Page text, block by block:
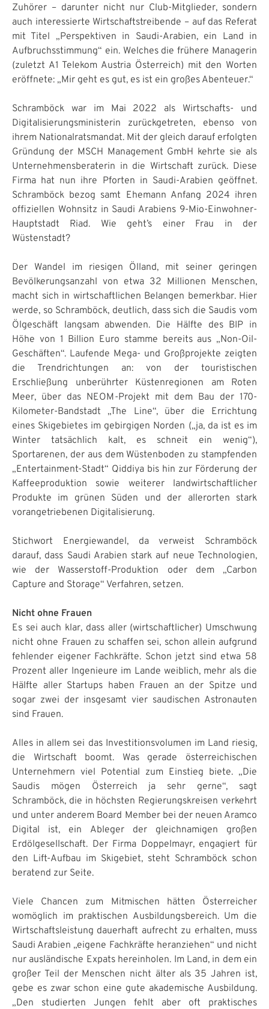
Zuhörer – darunter nicht nur Club-Mitglieder, sondern
auch interessierte Wirtschaftstreibende – auf das Referat
mit Titel „Perspektiven in Saudi-Arabien, ein Land in
Aufbruchsstimmung“ ein. Welches die frühere Managerin
(zuletzt A1 Telekom Austria Österreich) mit den Worten
eröffnete: „Mir geht es gut, es ist ein großes Abenteuer.“
Schramböck war im Mai 2022 als Wirtschafts- und
Digitalisierungsministerin zurückgetreten, ebenso von
ihrem Nationalratsmandat. Mit der gleich darauf erfolgten
Gründung der MSCH Management GmbH kehrte sie als
Unternehmensberaterin in die Wirtschaft zurück. Diese
Firma hat nun ihre Pforten in Saudi-Arabien geöffnet.
Schramböck bezog samt Ehemann Anfang 2024 ihren
offiziellen Wohnsitz in Saudi Arabiens 9-Mio-Einwohner-
Hauptstadt Riad. Wie geht’s einer Frau in der
Wüstenstadt?
Der Wandel im riesigen Ölland, mit seiner geringen
Bevölkerungsanzahl von etwa 32 Millionen Menschen,
macht sich in wirtschaftlichen Belangen bemerkbar. Hier
werde, so Schramböck, deutlich, dass sich die Saudis vom
Ölgeschäft langsam abwenden. Die Hälfte des BIP in
Höhe von 1 Billion Euro stamme bereits aus „Non-Oil-
Geschäften“. Laufende Mega- und Großprojekte zeigten
die Trendrichtungen an: von der touristischen
Erschließung unberührter Küstenregionen am Roten
Meer, über das NEOM-Projekt mit dem Bau der 170-
Kilometer-Bandstadt „The Line“, über die Errichtung
eines Skigebietes im gebirgigen Norden („ja, da ist es im
Winter tatsächlich kalt, es schneit ein wenig“),
Sportarenen, der aus dem Wüstenboden zu stampfenden
„Entertainment-Stadt“ Qiddiya bis hin zur Förderung der
Kaffeeproduktion sowie weiterer landwirtschaftlicher
Produkte im grünen Süden und der allerorten stark
vorangetriebenen Digitalisierung.
Stichwort Energiewandel, da verweist Schramböck
darauf, dass Saudi Arabien stark auf neue Technologien,
wie der Wasserstoff-Produktion oder dem „Carbon
Capture and Storage“ Verfahren, setzen.
Nicht ohne Frauen
Es sei auch klar, dass aller (wirtschaftlicher) Umschwung
nicht ohne Frauen zu schaffen sei, schon allein aufgrund
fehlender eigener Fachkräfte. Schon jetzt sind etwa 58
Prozent aller Ingenieure im Lande weiblich, mehr als die
Hälfte aller Startups haben Frauen an der Spitze und
sogar zwei der insgesamt vier saudischen Astronauten
sind Frauen.
Alles in allem sei das Investitionsvolumen im Land riesig,
die Wirtschaft boomt. Was gerade österreichischen
Unternehmern viel Potential zum Einstieg biete. „Die
Saudis mögen Österreich ja sehr gerne“, sagt
Schramböck, die in höchsten Regierungskreisen verkehrt
und unter anderem Board Member bei der neuen Aramco
Digital ist, ein Ableger der gleichnamigen großen
Erdölgesellschaft. Der Firma Doppelmayr, engagiert für
den Lift-Aufbau im Skigebiet, steht Schramböck schon
beratend zur Seite.
Viele Chancen zum Mitmischen hätten Österreicher
womöglich im praktischen Ausbildungsbereich. Um die
Wirtschaftsleistung dauerhaft aufrecht zu erhalten, muss
Saudi Arabien „eigene Fachkräfte heranziehen“ und nicht
nur ausländische Expats hereinholen. Im Land, in dem ein
großer Teil der Menschen nicht älter als 35 Jahren ist,
gebe es zwar schon eine gute akademische Ausbildung.
„Den studierten Jungen fehlt aber oft praktisches